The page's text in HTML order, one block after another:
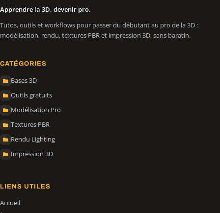
Apprendre la 3D, devenir pro.
Tutos, outils et workflows pour passer du débutant au pro de la 3D :
modélisation, rendu, textures PBR et impression 3D, sans baratin.
CATÉGORIES
Bases 3D
Outils gratuits
Modélisation Pro
Textures PBR
Rendu Lighting
Impression 3D
LIENS UTILES
Accueil